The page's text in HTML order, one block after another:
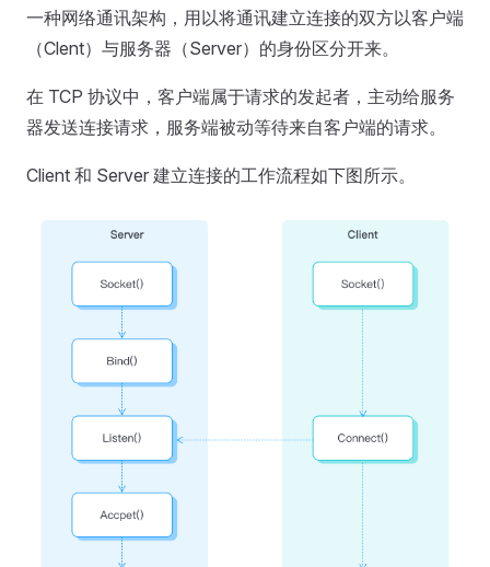
一种网络通讯架构，用以将通讯建立连接的双方以客户端
（Clent）与服务器（Server）的身份区分开来。
在 TCP 协议中，客户端属于请求的发起者，主动给服务
器发送连接请求，服务端被动等待来自客户端的请求。
Client 和 Server 建立连接的工作流程如下图所示。